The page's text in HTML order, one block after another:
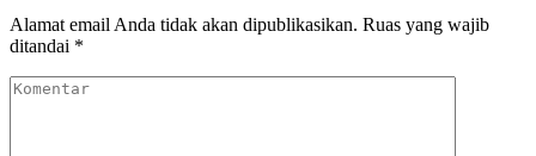
Alamat email Anda tidak akan dipublikasikan. Ruas yang wajib
ditandai *